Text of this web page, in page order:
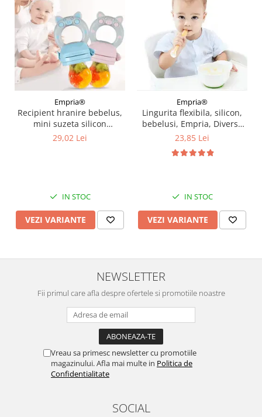
Empria®
Recipient hranire bebelus,
mini suzeta silicon
diversificare alimente, 3 - 6
29,02 Lei
IN STOC
VEZI VARIANTE
Empria®
Lingurita flexibila, silicon,
bebelusi, Empria, Diverse
culori
23,85 Lei
IN STOC
VEZI VARIANTE
NEWSLETTER
Fii primul care afla despre ofertele si promotiile noastre
Vreau sa primesc newsletter cu promotiile
magazinului. Afla mai multe in Politica de
Confidentialitate
SOCIAL